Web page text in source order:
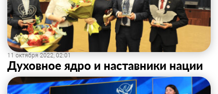
11 октября 2022, 02:01
Духовное ядро и наставники нации